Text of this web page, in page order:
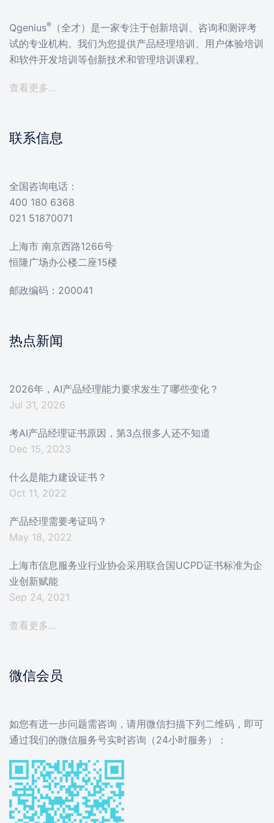
Qgenius®
（全才）是一家专注于创新培训、咨询和测评考
试的专业机构。我们为您提供产品经理培训、用户体验培训
和软件开发培训等创新技术和管理培训课程。
查看更多…
联系信息
全国咨询电话：
400 180 6368
021 51870071
上海市 南京西路1266号
恒隆广场办公楼二座15楼
邮政编码：200041
热点新闻
2026年，AI产品经理能力要求发生了哪些变化？
Jul 31, 2026
考AI产品经理证书原因，第3点很多人还不知道
Dec 15, 2023
什么是能力建设证书？
Oct 11, 2022
产品经理需要考证吗？
May 18, 2022
上海市信息服务业行业协会采用联合国UCPD证书标准为企
业创新赋能
Sep 24, 2021
查看更多…
微信会员
如您有进一步问题需咨询，请用微信扫描下列二维码，即可
通过我们的微信服务号实时咨询（24小时服务）：